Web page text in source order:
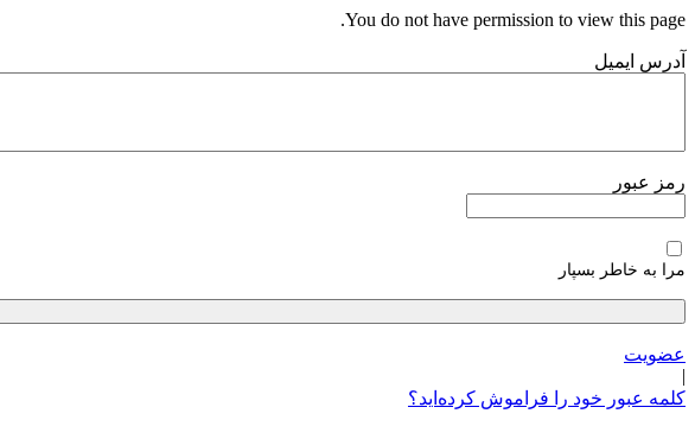
پرش
محتوا
You do not have permission to view this page.
آدرس ایمیل
رمز عبور
مرا به خاطر بسپار
عضویت
|
کلمه عبور خود را فراموش کرده‌اید؟